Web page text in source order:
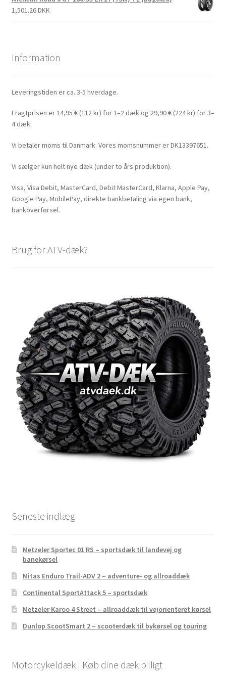
1,501.26 DKK
Information
Leveringstiden er ca. 3-5 hverdage.
Fragtprisen er 14,95 € (112 kr) for 1–2 dæk og 29,90 € (224 kr) for 3–
4 dæk.
Vi betaler moms til Danmark. Vores momsnummer er DK13397651.
Vi sælger kun helt nye dæk (under to års produktion).
Visa, Visa Debit, MasterCard, Debit MasterCard, Klarna, Apple Pay,
Google Pay, MobilePay, direkte bankbetaling via egen bank,
bankoverførsel.
Brug for ATV-dæk?
Seneste indlæg
Metzeler Sportec 01 RS – sportsdæk til landevej og
banekørsel
Mitas Enduro Trail-ADV 2 – adventure- og allroaddæk
Continental SportAttack 5 – sportsdæk
Metzeler Karoo 4 Street – allroaddæk til vejorienteret kørsel
Dunlop ScootSmart 2 – scooterdæk til bykørsel og touring
Motorcykeldæk | Køb dine dæk billigt